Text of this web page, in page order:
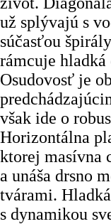
už splývajú s
súčasťou
rámcuje
Osudovosť je
však ide o
Horizontálna
ktorej masívna
a unáša drsno
tvárami.
s dynamikou